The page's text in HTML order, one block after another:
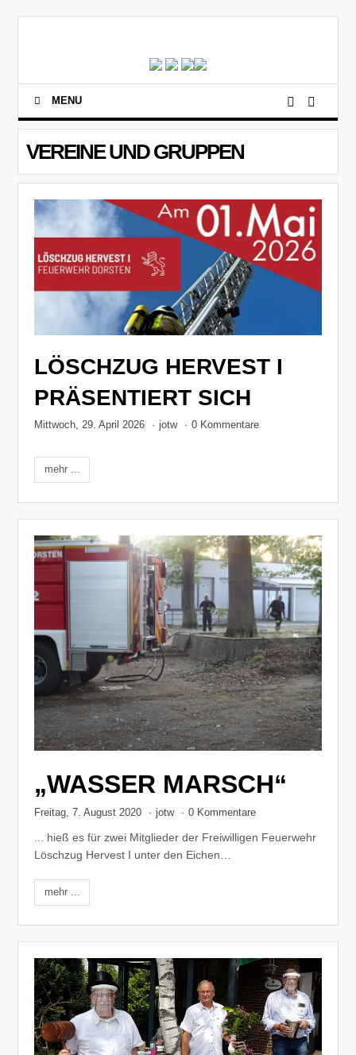
MENU
VEREINE UND GRUPPEN
LÖSCHZUG HERVEST I
PRÄSENTIERT SICH
Mittwoch, 29. April 2026 · jotw · 0 Kommentare
mehr ...
„WASSER MARSCH“
Freitag, 7. August 2020 · jotw · 0 Kommentare
... hieß es für zwei Mitglieder der Freiwilligen Feuerwehr
Löschzug Hervest I unter den Eichen…
mehr ...